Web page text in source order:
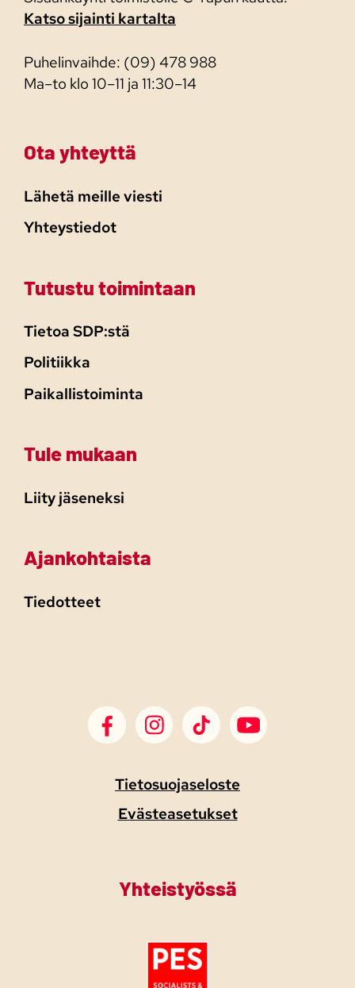
Katso sijainti kartalta
Puhelinvaihde: (09) 478 988
Ma–to klo 10–11 ja 11:30–14
Ota yhteyttä
Lähetä meille viesti
Yhteystiedot
Tutustu toimintaan
Tietoa SDP:stä
Politiikka
Paikallistoiminta
Tule mukaan
Liity jäseneksi
Ajankohtaista
Tiedotteet
SDP Facebook
SDP Instagram
SDP TikTokSDP Youtube
Tietosuojaseloste
Evästeasetukset
Yhteistyössä
Tutustu PES:n periaatejulistukseen